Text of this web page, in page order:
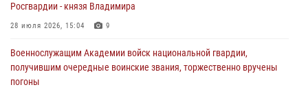
Росгвардии - князя Владимира
28 июля 2026, 15:04 9
Военнослужащим Академии войск национальной гвардии,
получившим очередные воинские звания, торжественно вручены
погоны